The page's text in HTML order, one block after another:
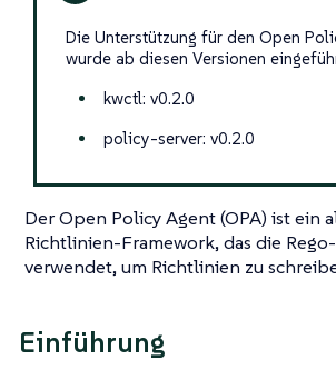
Die Unterstützung für den Open
wurde ab diesen Versionen
kwctl: v0.2.0
policy-server: v0.2.0
Der Open Policy Agent (OPA) ist ein
Richtlinien-Framework, das die
verwendet, um Richtlinien zu
Einführung